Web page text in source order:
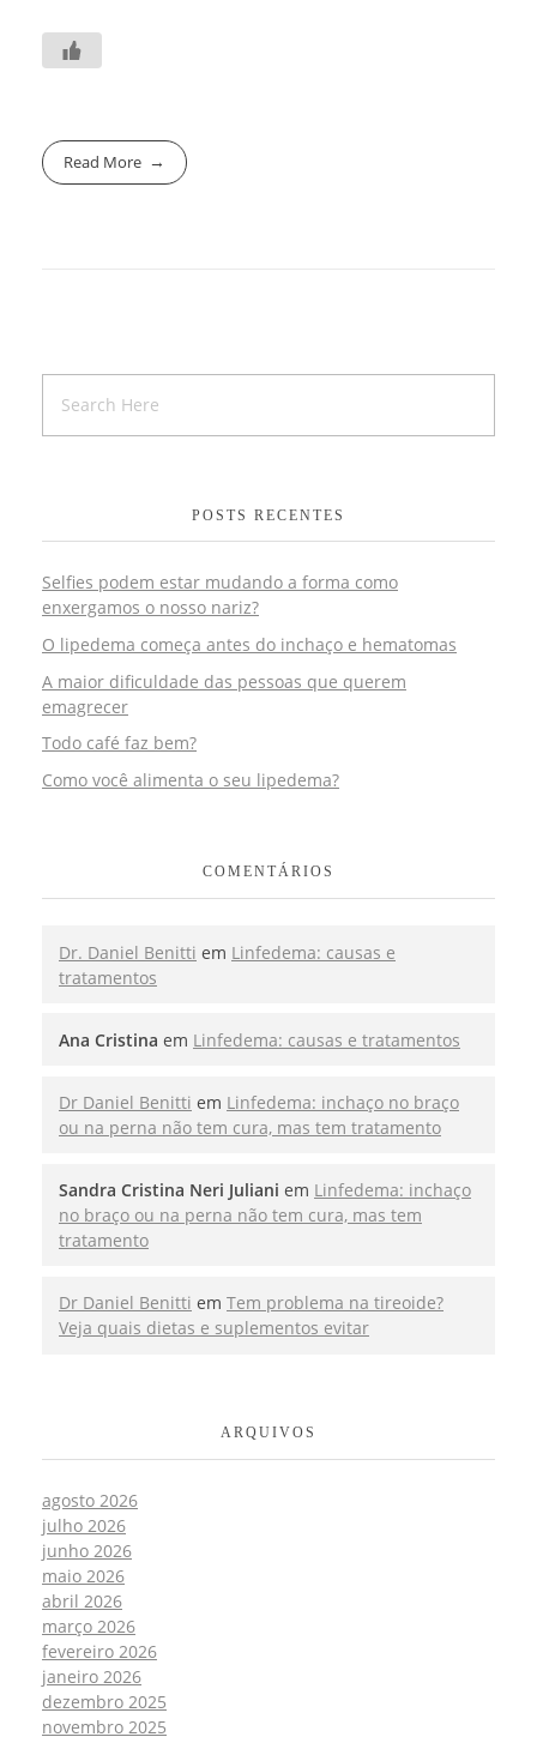
Read More
POSTS RECENTES
Selfies podem estar mudando a forma como
enxergamos o nosso nariz?
O lipedema começa antes do inchaço e hematomas
A maior dificuldade das pessoas que querem
emagrecer
Todo café faz bem?
Como você alimenta o seu lipedema?
COMENTÁRIOS
Dr. Daniel Benitti em Linfedema: causas e
tratamentos
Ana Cristina em Linfedema: causas e tratamentos
Dr Daniel Benitti em Linfedema: inchaço no braço
ou na perna não tem cura, mas tem tratamento
Sandra Cristina Neri Juliani em Linfedema: inchaço
no braço ou na perna não tem cura, mas tem
tratamento
Dr Daniel Benitti em Tem problema na tireoide?
Veja quais dietas e suplementos evitar
ARQUIVOS
agosto 2026
julho 2026
junho 2026
maio 2026
abril 2026
março 2026
fevereiro 2026
janeiro 2026
dezembro 2025
novembro 2025